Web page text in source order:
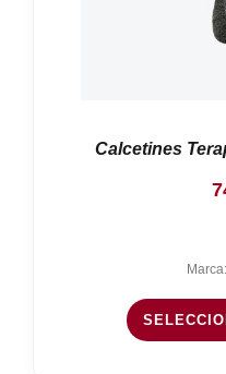
Calcetines
Marca: